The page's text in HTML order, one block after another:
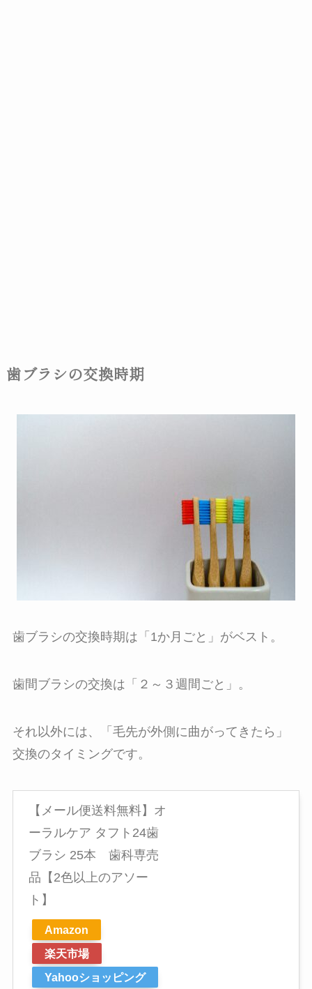
歯ブラシの交換時期
歯ブラシの交換時期は「1か月ごと」がベスト。
歯間ブラシの交換は「２～３週間ごと」。
それ以外には、「毛先が外側に曲がってきたら」
交換のタイミングです。
【メール便送料無料】オ
ーラルケア タフト24歯
ブラシ 25本 歯科専売
品【2色以上のアソー
ト】
Amazon
楽天市場
Yahooショッピング